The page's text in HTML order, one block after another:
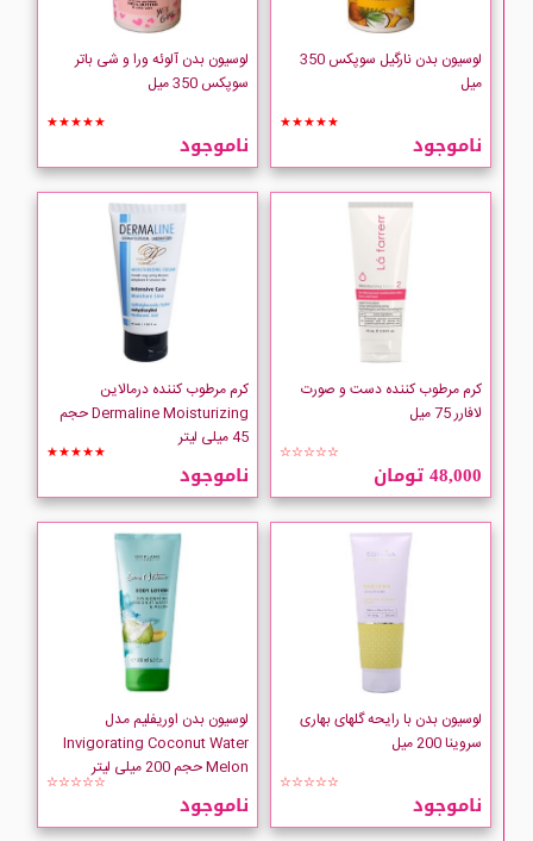
ATRAGIN
Bielenda
BMS
Cantu
CeraVe
CLIVEN
comfort zone
COVERMARK
CYCLAX
Derma Safe
Dermagor
DERMALINE
لوسیون بدن نارگیل سوپکس 350
میل
★★★★★
ناموجود
لوسیون بدن آلوئه ورا و شی باتر
سوپکس 350 میل
★★★★★
ناموجود
کرم مرطوب کننده دست و صورت
لافارر 75 میل
☆☆☆☆☆
48,000 تومان
کرم مرطوب کننده درمالاین
Dermaline Moisturizing حجم
45 میلی لیتر
★★★★★
ناموجود
لوسیون بدن با رایحه گلهای بهاری
سروینا 200 میل
☆☆☆☆☆
ناموجود
لوسیون بدن اوریفلیم مدل
Invigorating Coconut Water
Melon حجم 200 میلی لیتر
☆☆☆☆☆
ناموجود